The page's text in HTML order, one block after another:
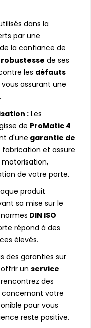
dans la
par une
la confiance de
robustesse de ses
les défauts
assurant une
: Les
de ProMatic 4
d'une garantie de
et assure
de votre porte.
produit
sa mise sur le
DIN ISO
répond à des
élevés.
des garanties sur
un service
rencontrez des
concernant votre
pour vous
reste positive.